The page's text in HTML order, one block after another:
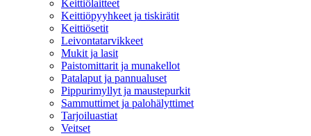
Keittiölaitteet
Keittiöpyyhkeet ja tiskirätit
Keittiösetit
Leivontatarvikkeet
Mukit ja lasit
Paistomittarit ja munakellot
Patalaput ja pannualuset
Pippurimyllyt ja maustepurkit
Sammuttimet ja palohälyttimet
Tarjoiluastiat
Veitset